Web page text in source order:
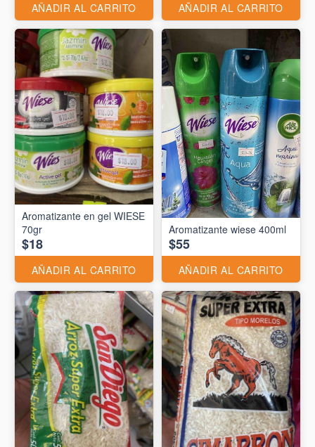
AÑADIR AL CARRITO AÑADIR AL CARRITO
Aromatizante en gel WIESE
70gr
$18
AÑADIR AL CARRITO
Aromatizante wiese 400ml
$55
AÑADIR AL CARRITO